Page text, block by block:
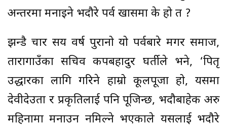
अन्तरमा मनाइने भदौरे पर्व खासमा के हो त ?
झन्डै चार सय वर्ष पुरानो यो पर्वबारे मगर समाज,
तारागाउँका सचिव कपबहादुर घर्तीले भने, ‘पितृ
उद्धारका लागि गरिने हाम्रो कूलपूजा हो, यसमा
देवीदेउता र प्रकृतिलाई पनि पूजिन्छ, भदौबाहेक अरु
महिनामा मनाउन नमिल्ने भएकाले यसलाई भदौरे